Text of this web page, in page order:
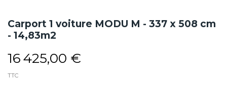
Carport 1 voiture MODU M - 337 x 508 cm
- 14,83m2
16 425,00 €
TTC